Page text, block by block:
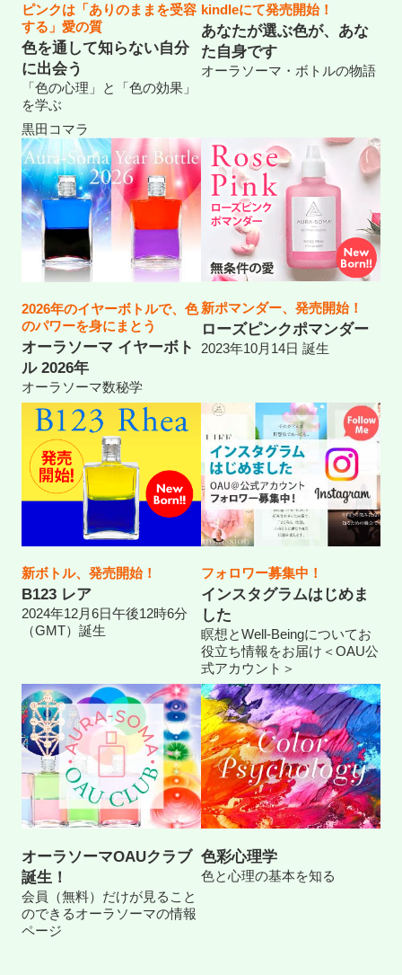
ピンクは「ありのままを受容
する」愛の質
色を通して知らない自分
に出会う
「色の心理」と「色の効果」
を学ぶ
黒田コマラ
kindleにて発売開始！
あなたが選ぶ色が、あな
た自身です
オーラソーマ・ボトルの物語
2026年のイヤーボトルで、色
のパワーを身にまとう
オーラソーマ イヤーボト
ル 2026年
オーラソーマ数秘学
新ポマンダー、発売開始！
ローズピンクポマンダー
2023年10月14日 誕生
新ボトル、発売開始！
B123 レア
2024年12月6日午後12時6分
（GMT）誕生
フォロワー募集中！
インスタグラムはじめま
した
瞑想とWell-Beingについてお
役立ち情報をお届け＜OAU公
式アカウント＞
オーラソーマOAUクラブ
誕生！
会員（無料）だけが見ること
のできるオーラソーマの情報
ページ
色彩心理学
色と心理の基本を知る